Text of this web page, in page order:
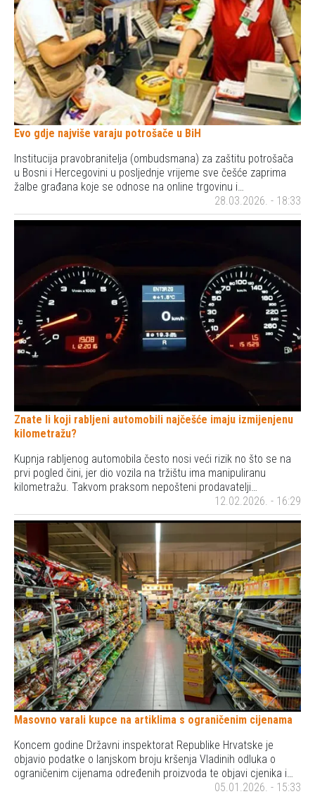
Evo gdje najviše varaju potrošače u BiH
Institucija pravobranitelja (ombudsmana) za zaštitu potrošača
u Bosni i Hercegovini u posljednje vrijeme sve češće zaprima
žalbe građana koje se odnose na online trgovinu i…
28.03.2026. - 18:33
Znate li koji rabljeni automobili najčešće imaju izmijenjenu
kilometražu?
Kupnja rabljenog automobila često nosi veći rizik no što se na
prvi pogled čini, jer dio vozila na tržištu ima manipuliranu
kilometražu. Takvom praksom nepošteni prodavatelji…
12.02.2026. - 16:29
Masovno varali kupce na artiklima s ograničenim cijenama
Koncem godine Državni inspektorat Republike Hrvatske je
objavio podatke o lanjskom broju kršenja Vladinih odluka o
ograničenim cijenama određenih proizvoda te objavi cjenika i…
05.01.2026. - 15:33